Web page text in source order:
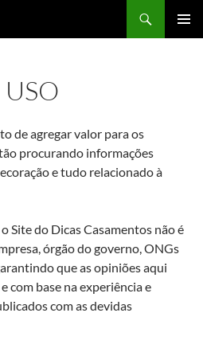
de agregar valor para os
procurando informações
e tudo relacionado à
Site do Dicas Casamentos não é
órgão do governo, ONGs
que as opiniões aqui
com base na experiência e
com as devidas